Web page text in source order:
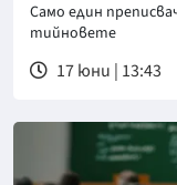
Само един
тийновете
17 юни | 13:43